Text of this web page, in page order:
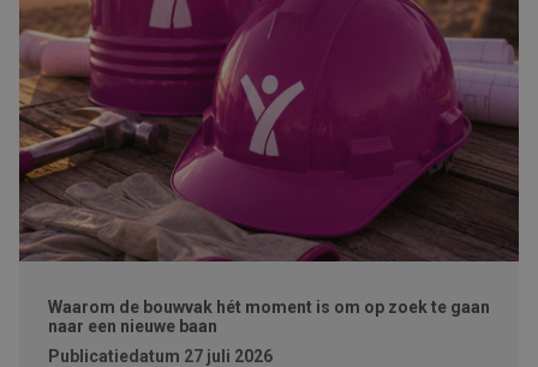
Waarom de bouwvak hét moment is om op zoek te gaan
naar een nieuwe baan
Publicatiedatum 27 juli 2026